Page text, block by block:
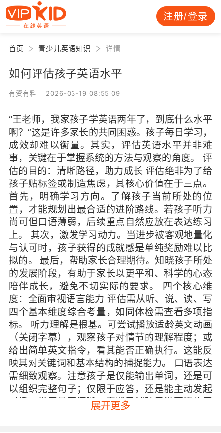
注册/登录
首页 青少儿英语知识 详情
如何评估孩子英语水平
有资有料 2026-03-19 08:55:09
“王老师，我家孩子学英语两年了，到底什么水平
啊？”这是许多家长的共同困惑。孩子每日学习，
成效却难以衡量。其实，评估英语水平并非难
事，关键在于掌握系统的方法与观察的角度。 评
估的目的：清晰路径，助力成长 评估绝非为了给
孩子贴标签或制造焦虑，其核心价值在于三点。
首先，明确学习方向。了解孩子当前所处的位
置，才能规划出最合适的进阶路线。若孩子听力
尚可但口语薄弱，后续重点自然应放在表达练习
上。 其次，激发学习动力。当进步被客观地量化
与认可时，孩子获得的成就感是单纯奖励难以比
拟的。 最后，帮助家长合理期待。知晓孩子所处
的发展阶段，有助于家长以更平和、科学的心态
陪伴成长，避免不切实际的要求。 四个核心维
度：全面审视语言能力 评估需从听、说、读、写
四个基本维度综合考量，如同体检需查看多项指
标。 听力理解是根基。可尝试播放适龄英文动画
（关闭字幕），观察孩子对情节的理解程度；或
给出简单英文指令，看其能否正确执行。这能反
映其对关键词和基本结构的捕捉能力。 口语表达
需细致观察。注意孩子是仅能输出单词，还是可
以组织完整句子；仅限于应答，还是能主动发起
对话；发音是否清晰。定期录制孩子说英语的音
频，数月后对比，进步将一目了然。 阅读能力超
展开更多